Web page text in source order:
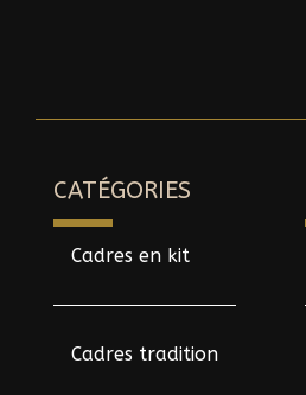
CATÉGORIES
Cadres en kit
Cadres tradition